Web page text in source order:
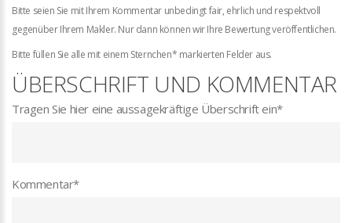
Bitte seien Sie mit Ihrem Kommentar unbedingt fair, ehrlich und respektvoll
gegenüber Ihrem Makler. Nur dann können wir Ihre Bewertung veröffentlichen.
Bitte füllen Sie alle mit einem Sternchen* markierten Felder aus.
ÜBERSCHRIFT UND KOMMENTAR
Tragen Sie hier eine aussagekräftige Überschrift ein*
Kommentar*